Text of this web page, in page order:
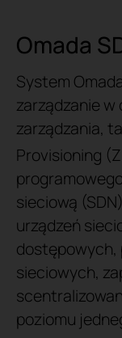
Omada
System
zarządzanie
zarządzania,
Provisioning
sieciową
urządzeń
dostępowych,
sieciowych,
poziomu